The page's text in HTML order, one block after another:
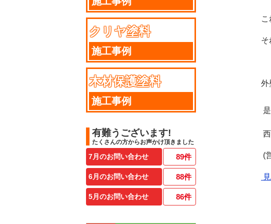
そ
外
(
クリヤ塗料
施工事例
木材保護塗料
施工事例
有難うございます!
たくさんの方からお声かけ頂きました
7月のお問い合わせ 89件
6月のお問い合わせ 88件
5月のお問い合わせ 86件